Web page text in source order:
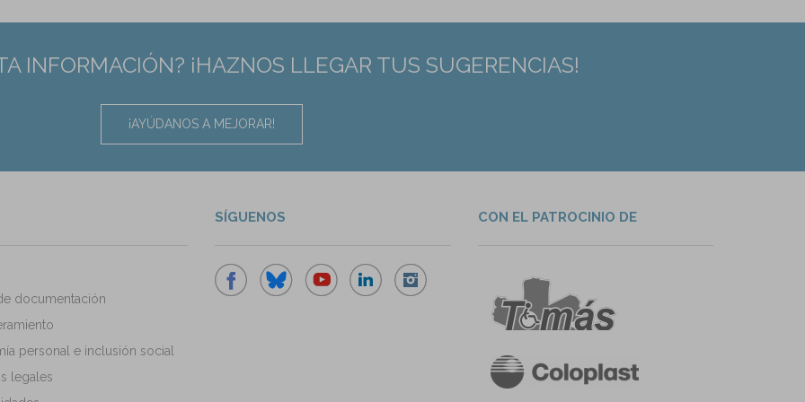
INFORMACIÓN? ¡HAZNOS LLEGAR TUS SUGERENCIAS!
¡AYÚDANOS A MEJORAR!
documentación
personal e inclusión social
legales
SÍGUENOS CON EL PATROCINIO DE